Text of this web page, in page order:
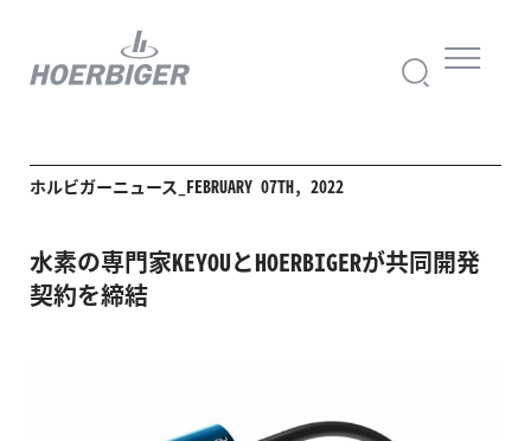
ホルビガーニュース_FEBRUARY 07TH, 2022
水素の専門家KEYOUとHOERBIGERが共同開発
契約を締結